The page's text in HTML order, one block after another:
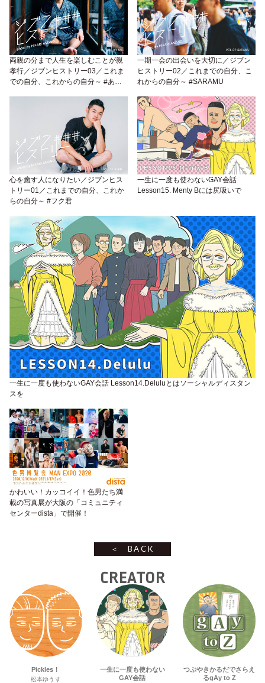
両親の分まで人生を楽しむことが親
孝行／ジブンヒストリー03／これま
での自分、これからの自分～ #あお
一期一会の出会いを大切に／ジブン
ヒストリー02／これまでの自分、こ
れからの自分～ #SARAMU
心を癒す人になりたい／ジブンヒス
トリー01／これまでの自分、これか
らの自分～ #フク君
一生に一度も使わないGAY会話
Lesson15. Menty Bには尻吸いで
一生に一度も使わないGAY会話 Lesson14.Deluluとはソーシャルディスタン
スを
かわいい！カッコイイ！色男たち満
載の写真展が大阪の「コミュニティ
センターdista」で開催！
BACK
CREATOR
Pickles！
松本ゆうす
一生に一度も使わない
GAY会話
つぶやきかるだでさらえ
るgAy to Z